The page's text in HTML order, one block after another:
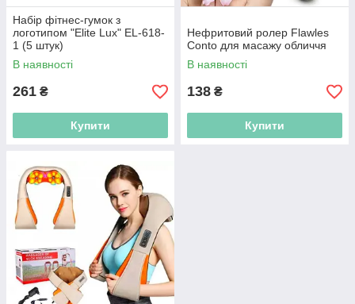
Набір фітнес-гумок з
логотипом "Elite Lux" EL-618-
1 (5 штук)
В наявності
261 ₴
Купити
Нефритовий ролер Flawles
Conto для масажу обличчя
В наявності
138 ₴
Купити